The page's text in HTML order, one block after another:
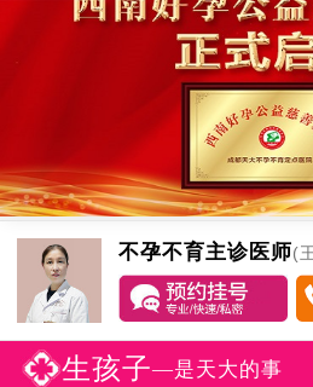
不孕不育主诊医师(
生孩子—是天大的事